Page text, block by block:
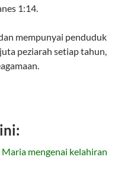
1:14.
mempunyai penduduk
peziarah setiap tahun,
mengenai kelahiran